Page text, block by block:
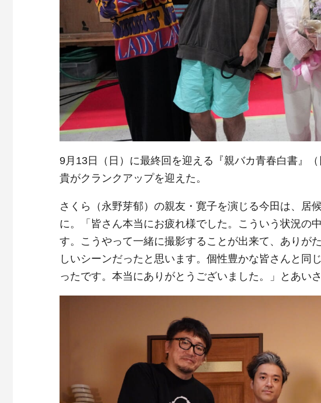
9月13日（日）に最終回を迎える『親バカ青春白書』
貴がクランクアップを迎えた。
さくら（永野芽郁）の親友・寛子を演じる今田は、居
に。「皆さん本当にお疲れ様でした。こういう状況の
す。こうやって一緒に撮影することが出来て、ありが
しいシーンだったと思います。個性豊かな皆さんと同
ったです。本当にありがとうございました。」とあいさ